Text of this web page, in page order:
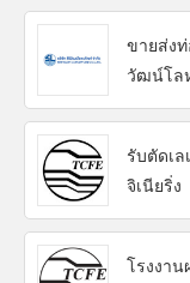
ขายส่ง
วัฒน์โ
รับตัดเ
จิเนียริ่ง
โรงงา